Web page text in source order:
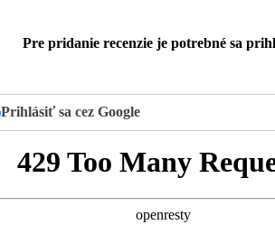
Pre pridanie recenzie je potrebné sa
Prihlásiť sa cez Google